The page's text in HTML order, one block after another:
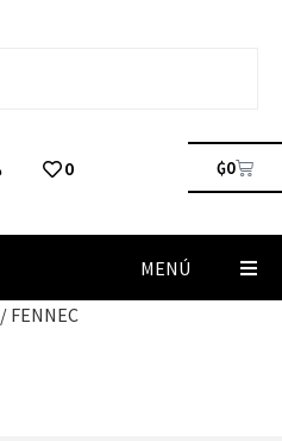
0 ₲0
MENÚ
/ FENNEC